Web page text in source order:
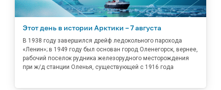
Этот день в истории Арктики – 7 августа
В 1938 году завершился дрейф ледокольного парохода
«Ленин»; в 1949 году был основан город Оленегорск, вернее,
рабочий поселок рудника железорудного месторождения
при ж/д станции Оленья, существующей с 1916 года